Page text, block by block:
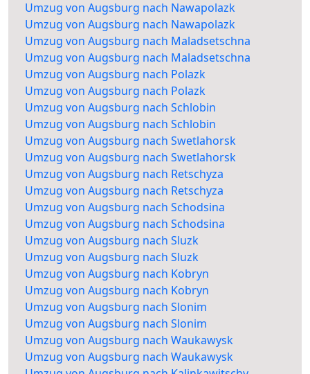
Umzug von Augsburg nach Nawapolazk
Umzug von Augsburg nach Nawapolazk
Umzug von Augsburg nach Maladsetschna
Umzug von Augsburg nach Maladsetschna
Umzug von Augsburg nach Polazk
Umzug von Augsburg nach Polazk
Umzug von Augsburg nach Schlobin
Umzug von Augsburg nach Schlobin
Umzug von Augsburg nach Swetlahorsk
Umzug von Augsburg nach Swetlahorsk
Umzug von Augsburg nach Retschyza
Umzug von Augsburg nach Retschyza
Umzug von Augsburg nach Schodsina
Umzug von Augsburg nach Schodsina
Umzug von Augsburg nach Sluzk
Umzug von Augsburg nach Sluzk
Umzug von Augsburg nach Kobryn
Umzug von Augsburg nach Kobryn
Umzug von Augsburg nach Slonim
Umzug von Augsburg nach Slonim
Umzug von Augsburg nach Waukawysk
Umzug von Augsburg nach Waukawysk